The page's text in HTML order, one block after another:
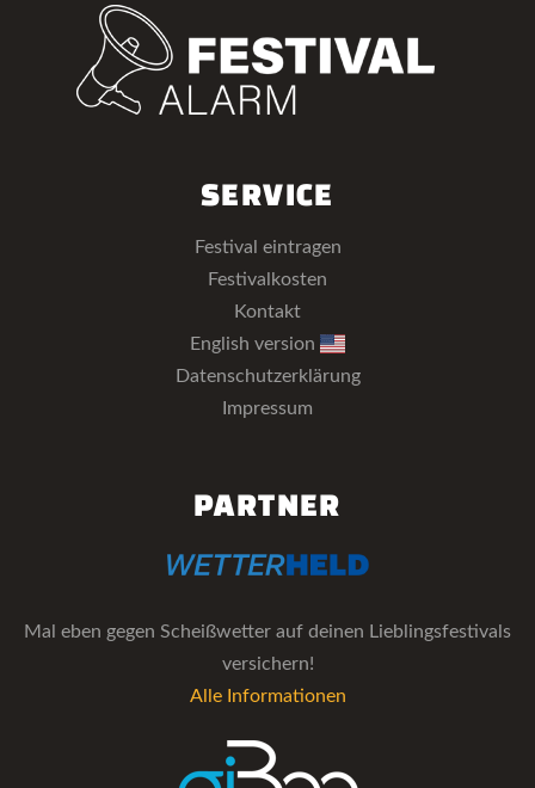
SERVICE
Festival eintragen
Festivalkosten
Kontakt
English version
Datenschutzerklärung
Impressum
PARTNER
Mal eben gegen Scheißwetter auf deinen Lieblingsfestivals
versichern!
Alle Informationen